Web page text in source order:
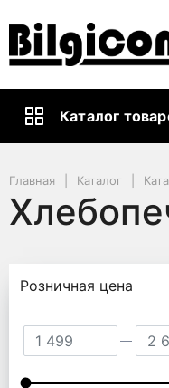
Каталог
Главная Каталог
Подбор
Розничная цена